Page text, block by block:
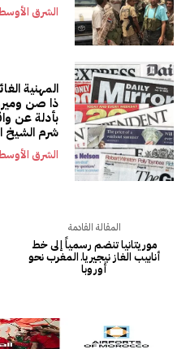
الشرق
المهنية
ذا صن
بأدلة عن
شرم الشيخ
الشرق
المقالة القادمة
موريتانيا تنضم رسمياً إلى خط
أنابيب الغاز نيجيرياـ المغرب نحو
أوروبا